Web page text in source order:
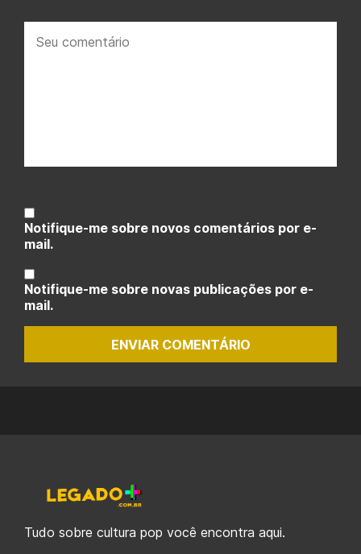
comentário:
Notifique-me sobre novos comentários por e-
mail.
Notifique-me sobre novas publicações por e-
mail.
ENVIAR COMENTÁRIO
Tudo sobre cultura pop você encontra aqui.